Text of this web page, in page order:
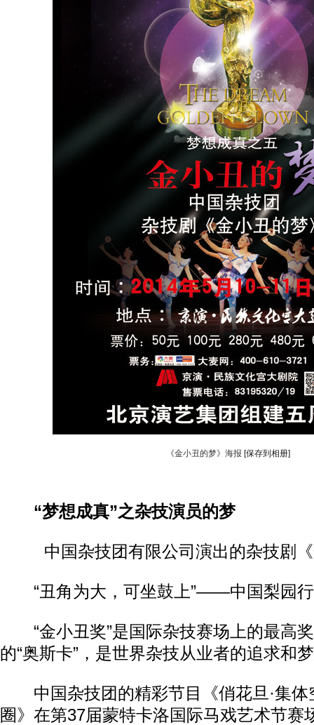
《金小丑的梦》海报 [保存到相册]
“梦想成真”之杂技演员的梦
中国杂技团有限公司演出的杂技剧
“丑角为大，可坐鼓上”——中国梨园
“金小丑奖”是国际杂技赛场上的最高
的“奥斯卡”，是世界杂技从业者的追求和
中国杂技团的精彩节目《俏花旦·集体
圈》在第37届蒙特卡洛国际马戏艺术节赛